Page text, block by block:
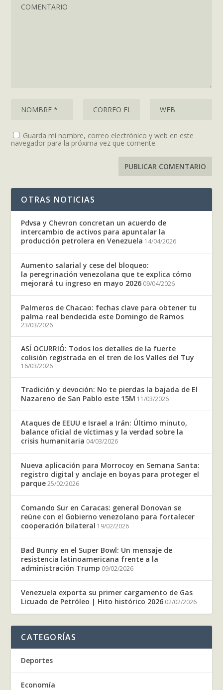
Guarda mi nombre, correo electrónico y web en este
navegador para la próxima vez que comente.
OTRAS NOTICIAS
Pdvsa y Chevron concretan un acuerdo de
intercambio de activos para apuntalar la
producción petrolera en Venezuela 14/04/2026
Aumento salarial y cese del bloqueo:
la peregrinación venezolana que te explica cómo
mejorará tu ingreso en mayo 2026 09/04/2026
Palmeros de Chacao: fechas clave para obtener tu
palma real bendecida este Domingo de Ramos
23/03/2026
ASÍ OCURRIÓ: Todos los detalles de la fuerte
colisión registrada en el tren de los Valles del Tuy
16/03/2026
Tradición y devoción: No te pierdas la bajada de El
Nazareno de San Pablo este 15M 11/03/2026
Ataques de EEUU e Israel a Irán: Último minuto,
balance oficial de víctimas y la verdad sobre la
crisis humanitaria 04/03/2026
Nueva aplicación para Morrocoy en Semana Santa:
registro digital y anclaje en boyas para proteger el
parque 25/02/2026
Comando Sur en Caracas: general Donovan se
reúne con el Gobierno venezolano para fortalecer
cooperación bilateral 19/02/2026
Bad Bunny en el Super Bowl: Un mensaje de
resistencia latinoamericana frente a la
administración Trump 09/02/2026
Venezuela exporta su primer cargamento de Gas
Licuado de Petróleo | Hito histórico 2026 02/02/2026
CATEGORÍAS
Deportes
Economía